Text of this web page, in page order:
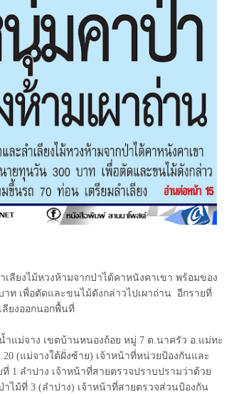
ลียงไม้หวงห้ามจากป่าได้คาหนังคาเขา พร้อมของ
ท เพื่อตัดและขนไม้ดังกล่าวไปเผาถ่าน อีกรายที่
ลียงออกนอกพื้นที่
แม่จาง เขตบ้านหนองถ้อย หมู่ 7 ต.นาครัว อ.แม่ทะ
(แม่จางใต้ฝั่งซ้าย) เจ้าหน้าที่หน่วยป้องกันและ
1 ลำปาง เจ้าหน้าที่สายตรวจปราบปรามว่าด้วย
ไม้ที่ 3 (ลำปาง) เจ้าหน้าที่สายตรวจส่วนป้องกัน